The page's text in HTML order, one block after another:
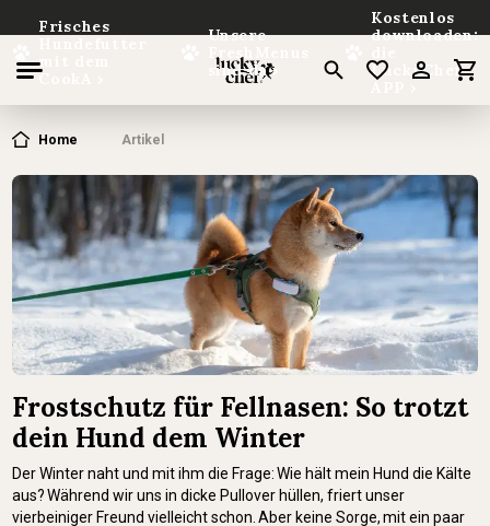
springen
Frisches
mit dem
CookA
Unsere
FreshMenus
sind da
Kostenlos
downloaden:
LuckyChef
Home Artikel
Frostschutz für Fellnasen: So trotzt
dein Hund dem Winter
Der Winter naht und mit ihm die Frage: Wie hält mein Hund die Kälte
aus? Während wir uns in dicke Pullover hüllen, friert unser
vierbeiniger Freund vielleicht schon. Aber keine Sorge, mit ein paar